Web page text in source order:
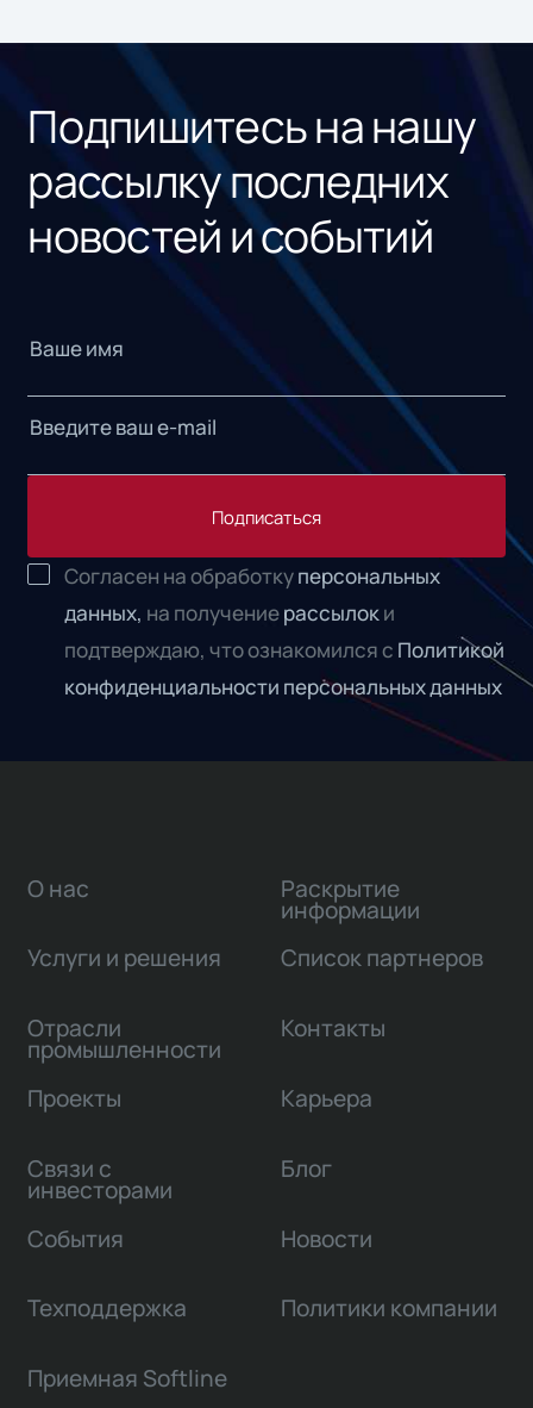
Подпишитесь на нашу
рассылку последних
новостей и событий
Подписаться
Согласен на обработкуперсональных
данных, на получениерассылоки
подтверждаю, что ознакомился с Политикой
конфиденциальности персональных данных
О нас
Услуги и решения
Отрасли
промышленности
Проекты
Связи с
инвесторами
Раскрытие
информации
Список партнеров
Контакты
Карьера
Блог
События Новости
Техподдержка Политики компании
Приемная Softline